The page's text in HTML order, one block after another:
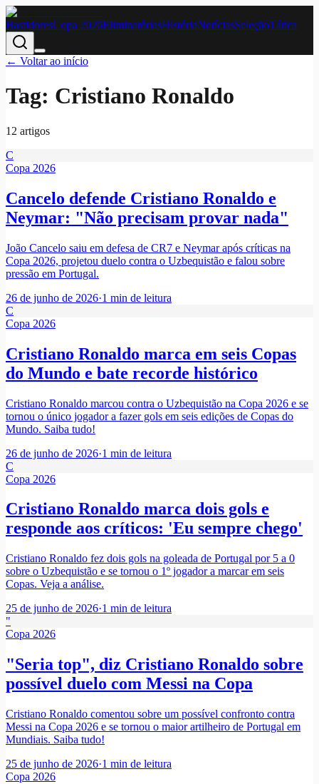
BastidoresCopa 2026EliminatóriasHistóriaNotíciasSeleçãoTática
← Voltar ao início
Tag: Cristiano Ronaldo
12 artigos
C
Copa 2026
Cancelo defende Cristiano Ronaldo e
Neymar: "Não precisam provar nada"
João Cancelo saiu em defesa de CR7 e Neymar após críticas na
Copa 2026, projetou duelo contra o Uzbequistão e falou sobre
pressão em Portugal.
26 de junho de 2026·1 min de leitura
C
Copa 2026
Cristiano Ronaldo marca em seis Copas
do Mundo e bate recorde histórico
Cristiano Ronaldo marcou contra o Uzbequistão na Copa 2026 e se
tornou o único jogador a fazer gols em seis edições de Copas do
Mundo. Saiba tudo!
26 de junho de 2026·1 min de leitura
C
Copa 2026
Cristiano Ronaldo marca dois gols e
responde aos críticos: 'Eu sempre chego'
Cristiano Ronaldo fez dois gols na goleada de Portugal por 5 a 0
sobre o Uzbequistão e se tornou o 1º jogador a marcar em seis
Copas. Veja a análise.
25 de junho de 2026·1 min de leitura
"
Copa 2026
"Seria top", diz Cristiano Ronaldo sobre
possível duelo com Messi na Copa
Cristiano Ronaldo comentou sobre um possível confronto contra
Messi na Copa 2026 e se tornou o maior artilheiro de Portugal em
Mundiais. Saiba tudo!
25 de junho de 2026·1 min de leitura
Copa 2026